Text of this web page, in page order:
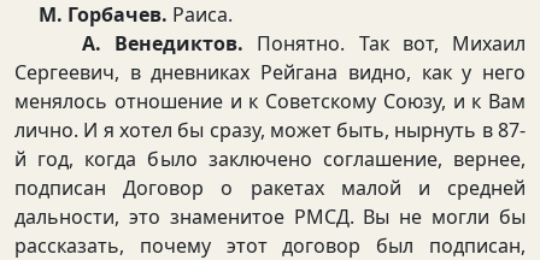
М. Горбачев. Раиса.
А. Венедиктов. Понятно. Так вот, Михаил
Сергеевич, в дневниках Рейгана видно, как у него
менялось отношение и к Советскому Союзу, и к Вам
лично. И я хотел бы сразу, может быть, нырнуть в 87-
й год, когда было заключено соглашение, вернее,
подписан Договор о ракетах малой и средней
дальности, это знаменитое РМСД. Вы не могли бы
рассказать, почему этот договор был подписан,